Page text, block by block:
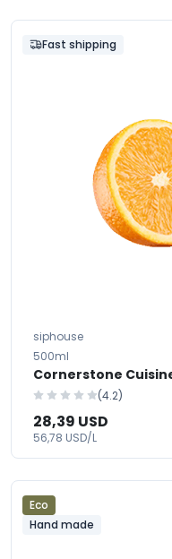
Fast shipping
siphouse
500ml
Cornerstone
(4.2)
28,39 USD
56,78 USD/L
Eco
Hand made